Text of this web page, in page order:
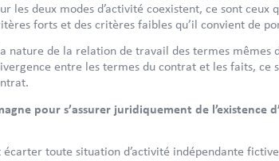
les deux modes d’activité coexistent, ce sont
forts et des critères faibles qu’il convient de
nature de la relation de travail des termes
entre les termes du contrat et les faits, ce
pour s’assurer juridiquement de l’existence
toute situation d’activité indépendante